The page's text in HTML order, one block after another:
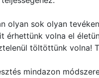
olyan sok olyan
érhettünk volna el
töltöttünk volna!
mindazon